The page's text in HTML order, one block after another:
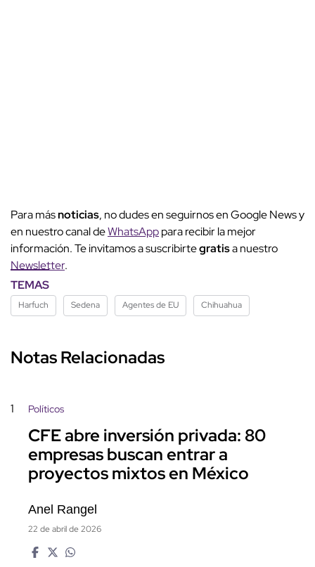
Para másnoticias, no dudes en seguirnos en Google News y
en nuestro canal deWhatsApppara recibir la mejor
información. Te invitamos a suscribirtegratisa nuestro
Newsletter.
TEMAS
Harfuch Sedena Agentes de EU Chihuahua
Notas Relacionadas
1 Políticos
CFE abre inversión privada: 80
empresas buscan entrar a
proyectos mixtos en México
Anel Rangel
22 de abril de 2026